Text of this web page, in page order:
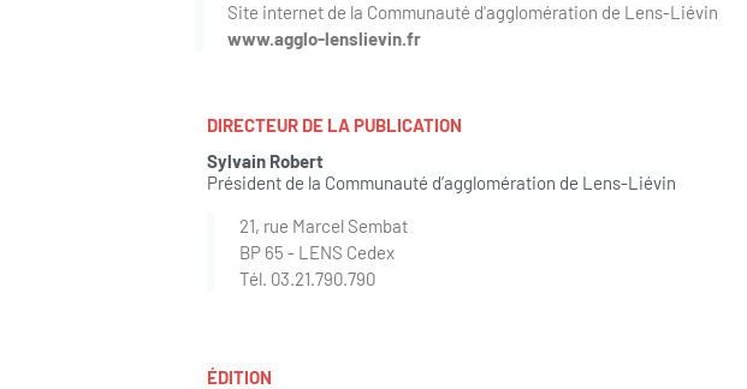
Site internet de la Communauté d'agglomération de Lens-Liévin
www.agglo-lenslievin.fr
DIRECTEUR DE LA PUBLICATION
Sylvain Robert
Président de la Communauté d’agglomération de Lens-Liévin
21, rue Marcel Sembat
BP 65 - LENS Cedex
Tél. 03.21.790.790
ÉDITION